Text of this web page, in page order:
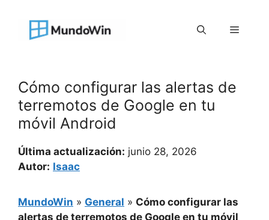
contenido
Menú
Cómo configurar las alertas de
terremotos de Google en tu
móvil Android
Última actualización: junio 28, 2026
Autor: Isaac
MundoWin » General » Cómo configurar las
alertas de terremotos de Google en tu móvil